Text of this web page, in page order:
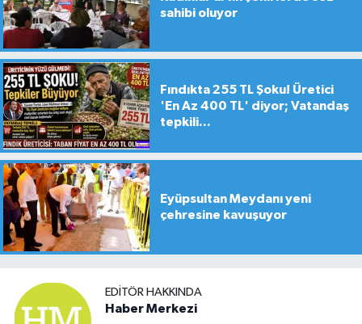
sahibi oluyor
Fındıkta 255 TL Şoku! Üretici
'En Az 400 TL' diyor; Vatandaş
tepkili...
Eyüpsultan Meydanı yeni
çehresine kavuşuyor
EDITÖR HAKKINDA
Haber Merkezi